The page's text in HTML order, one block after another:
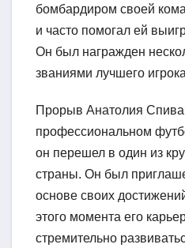
бомбардиром своей
и часто помогал ей
Он был награжден
званиями лучшего
Прорыв Анатолия
профессиональном
он перешел в один из
страны. Он был
основе своих
этого момента его
стремительно